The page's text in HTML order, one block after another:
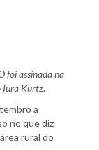
foi assinada na
Iura Kurtz.
a
no que diz
rural do